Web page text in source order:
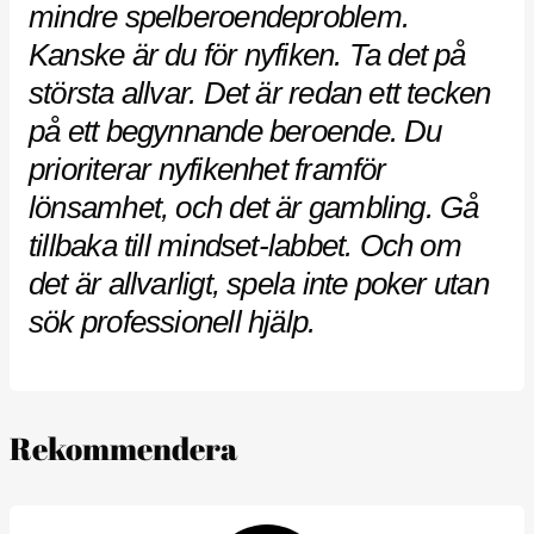
mindre spelberoendeproblem.
Kanske är du för nyfiken. Ta det på
största allvar. Det är redan ett tecken
på ett begynnande beroende. Du
prioriterar nyfikenhet framför
lönsamhet, och det är gambling. Gå
tillbaka till mindset-labbet. Och om
det är allvarligt, spela inte poker utan
sök professionell hjälp.
Rekommendera